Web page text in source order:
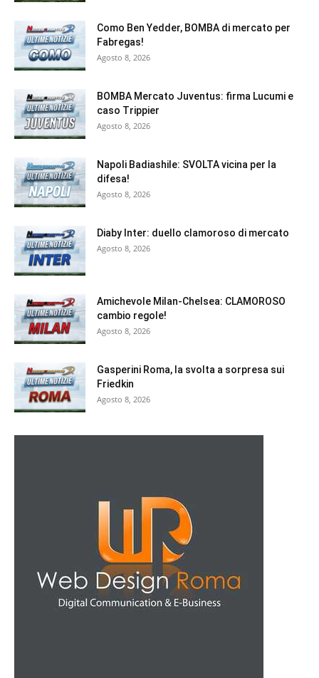
Como Ben Yedder, BOMBA di mercato per
Fabregas!
Agosto 8, 2026
BOMBA Mercato Juventus: firma Lucumi e
caso Trippier
Agosto 8, 2026
Napoli Badiashile: SVOLTA vicina per la
difesa!
Agosto 8, 2026
Diaby Inter: duello clamoroso di mercato
Agosto 8, 2026
Amichevole Milan-Chelsea: CLAMOROSO
cambio regole!
Agosto 8, 2026
Gasperini Roma, la svolta a sorpresa sui
Friedkin
Agosto 8, 2026